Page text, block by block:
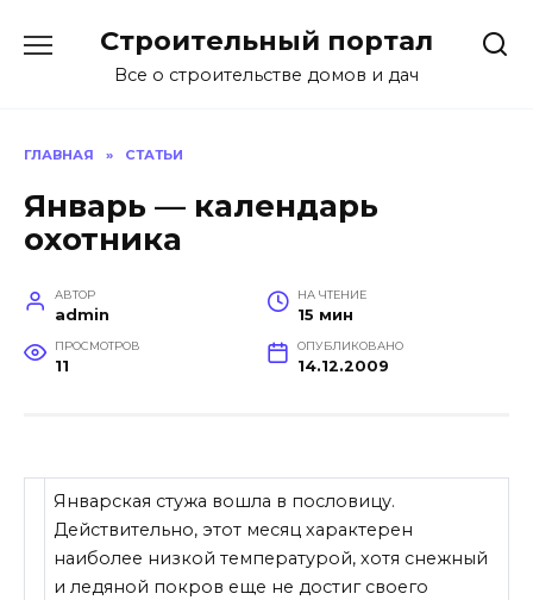
содержанию
Строительный портал
Все о строительстве домов и дач
ГЛАВНАЯ » СТАТЬИ
Январь — календарь
охотника
АВТОР
admin
НА ЧТЕНИЕ
15 мин
ПРОСМОТРОВ
11
ОПУБЛИКОВАНО
14.12.2009
Январская стужа вошла в пословицу.
Действительно, этот месяц характерен
наиболее низкой температурой, хотя снежный
и ледяной покров еще не достиг своего